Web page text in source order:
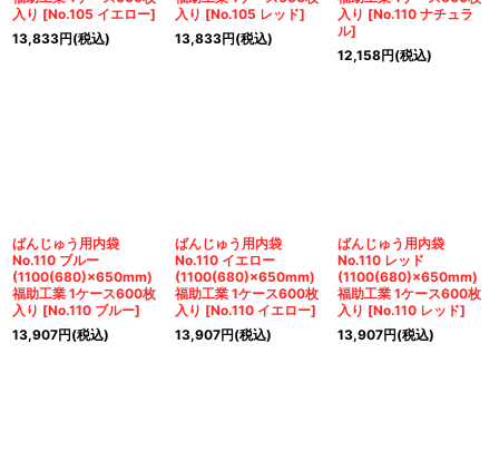
入り [No.105 イエロー]
13,833円(税込)
入り [No.105 レッド]
13,833円(税込)
入り [No.110 ナチュラ
ル]
12,158円(税込)
ばんじゅう用内袋
No.110 ブルー
(1100(680)×650mm)
福助工業 1ケース600枚
入り [No.110 ブルー]
13,907円(税込)
ばんじゅう用内袋
No.110 イエロー
(1100(680)×650mm)
福助工業 1ケース600枚
入り [No.110 イエロー]
13,907円(税込)
ばんじゅう用内袋
No.110 レッド
(1100(680)×650mm)
福助工業 1ケース600枚
入り [No.110 レッド]
13,907円(税込)